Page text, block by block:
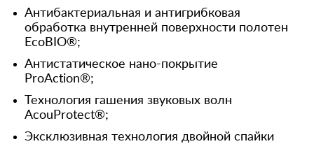
Антибактериальная и антигрибковая
обработка внутренней поверхности полотен
EcoBIO®;
Антистатическое нано-покрытие
ProAction®;
Технология гашения звуковых волн
AcouProtect®;
Эксклюзивная технология двойной спайки